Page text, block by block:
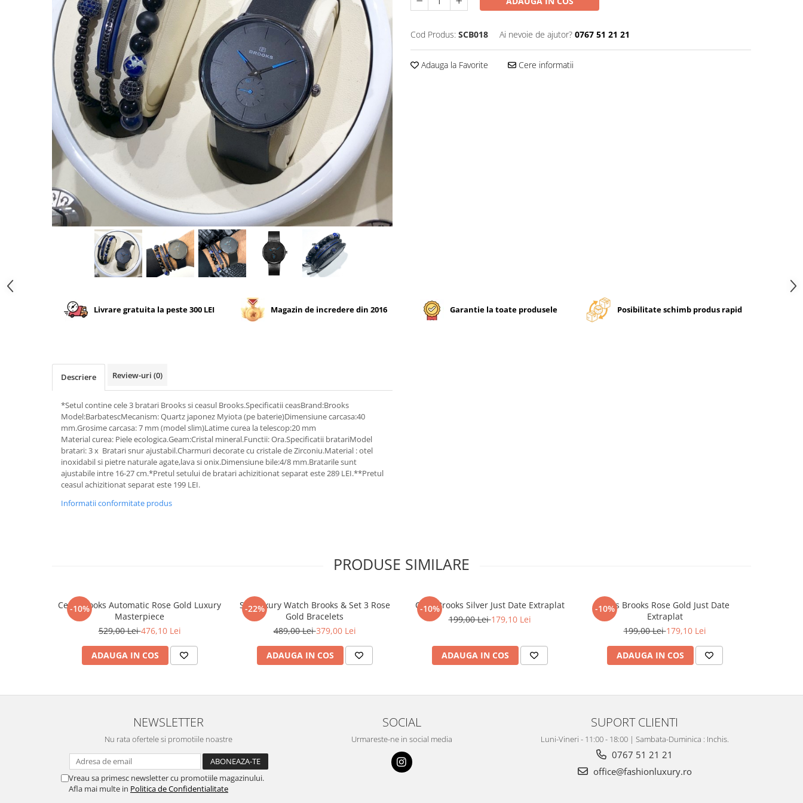
CEASURI DAMA
Cod Produs: SCB018 Ai nevoie de ajutor? 0767 51 21 21
Adauga la Favorite Cere informatii
Livrare gratuita la peste 300 LEI Magazin de incredere din 2016 Garantie la toate produsele Posibilitate schimb produs rapid
Descriere Review-uri (0)
*Setul contine cele 3 bratari Brooks si ceasul Brooks.Specificatii ceasBrand:Brooks
Model:BarbatescMecanism: Quartz japonez Myiota (pe baterie)Dimensiune carcasa:40
mm.Grosime carcasa: 7 mm (model slim)Latime curea la telescop:20 mm
Material curea: Piele ecologica.Geam:Cristal mineral.Functii: Ora.Specificatii bratari Model
bratari: 3 x Bratari snur ajustabil.Charmuri decorate cu cristale de Zirconiu.Material : otel
inoxidabil si pietre naturale agate,lava si onix.Dimensiune bile:4/8 mm.Bratarile sunt
ajustabile intre 16-27 cm.*Pretul setului de bratari achizitionat separat este 289 LEI.**Pretul
ceasul achizitionat separat este 199 LEI.
Informatii conformitate produs
PRODUSE SIMILARE
-10%
Ceas Brooks Automatic Rose Gold Luxury
Masterpiece
529,00 Lei476,10 Lei
ADAUGA IN COS
-22%
Set Luxury Watch Brooks & Set 3 Rose
Gold Bracelets
489,00 Lei379,00 Lei
ADAUGA IN COS
-10%
Ceas Brooks Silver Just Date Extraplat
199,00 Lei179,10 Lei
ADAUGA IN COS
-10%
Ceas Brooks Rose Gold Just Date
Extraplat
199,00 Lei179,10 Lei
ADAUGA IN COS
NEWSLETTER
Nu rata ofertele si promotiile noastre
Vreau sa primesc newsletter cu promotiile magazinului.
Afla mai multe in Politica de Confidentialitate
SOCIAL
Urmareste-ne in social media
SUPORT CLIENTI
Luni-Vineri - 11:00 - 18:00 | Sambata-Duminica : Inchis.
0767 51 21 21
office@fashionluxury.ro